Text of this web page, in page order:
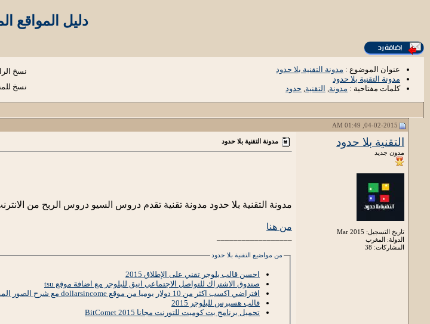
دليل المواقع
عنوان الموضوع : مدونة التقنية بلا حدود
مدونة التقنية بلا حدود
كلمات مفتاحية : مدونة, التقنية, حدود
نسخ
نسخ
التقنية بلا حدود
مدون جديد
تاريخ التسجيل: Mar 2015
الدولة: المغرب
المشاركات: 38
مدونة التقنية بلا حدود
مدونة التقنية بلا حدود مدونة تقنية تقدم دروس السيو دروس الربح من
من هنا
من مواضيع التقنية بلا حدود
احسن قالب بلوجر تقني على الإطلاق 2015
صندوق الاشتراك للتواصل الاجتماعي انيق للبلوجر مع اضافة موقع tsu
افتراضي اكسب اكثر من 10 دولار يوميا من موقع dollarsincome مع شرح الصور المفصل
قالب هسبرس للبلوجر 2015
تحميل برنامج بت كوميت للتورنت مجانا BitComet 2015